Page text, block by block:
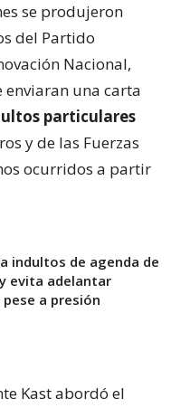
se produjeron
del Partido
Nacional,
enviaran una carta
particulares
y de las Fuerzas
ocurridos a partir
indultos de agenda de
evita adelantar
a presión
Kast abordó el